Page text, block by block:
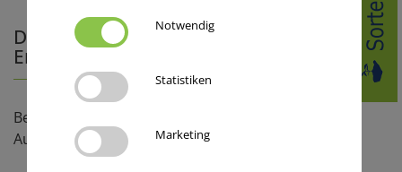
Digitaler Aussaatrechner
Erbsen/Ackerbohnen/Soja
Berechnen Sie einfach und schnell die
Aussaatstärke in kg/ha.
Notwendig
Statistiken
Marketing